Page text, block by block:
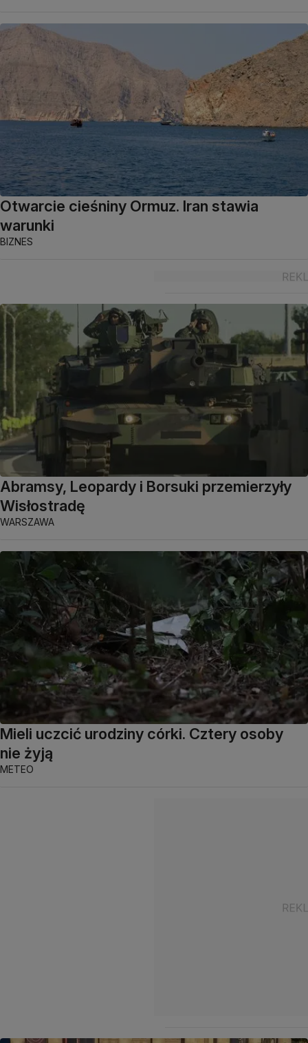
Otwarcie cieśniny Ormuz. Iran stawia
warunki
BIZNES
Abramsy, Leopardy i Borsuki przemierzyły
Wisłostradę
WARSZAWA
Mieli uczcić urodziny córki. Cztery osoby
nie żyją
METEO